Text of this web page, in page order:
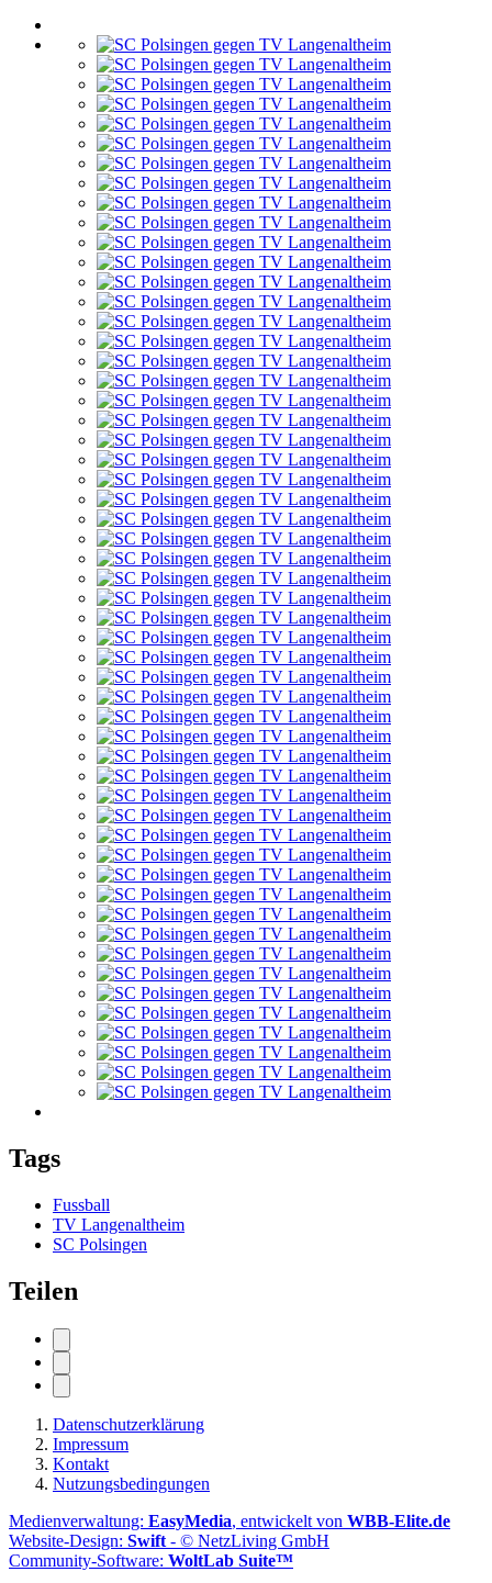
Tags
Fussball
TV Langenaltheim
SC Polsingen
Teilen
Datenschutzerklärung
Impressum
Kontakt
Nutzungsbedingungen
Medienverwaltung: EasyMedia, entwickelt von WBB-Elite.de
Website-Design: Swift - © NetzLiving GmbH
Community-Software: WoltLab Suite™